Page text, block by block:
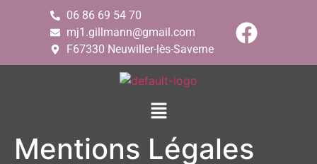
06 86 69 54 70
mj1.gillmann@gmail.com
F67330 Neuwiller-lès-Saverne
Mentions Légales